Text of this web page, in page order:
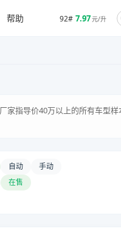
92# 7.97元/升
帮助
家指导价40万以上的所有车型
自动
手动
在售